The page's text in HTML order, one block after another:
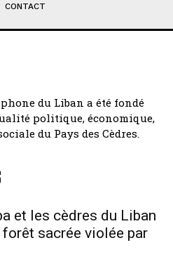
CONTACT
du Liban a été fondé
politique, économique,
du Pays des Cèdres.
et les cèdres du Liban
forêt sacrée violée par